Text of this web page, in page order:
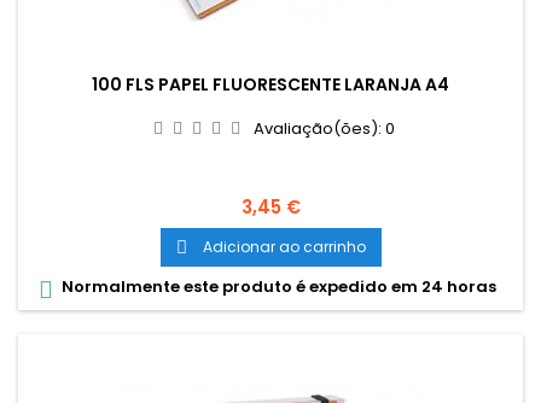
100 FLS PAPEL FLUORESCENTE LARANJA A4
Avaliação(ões): 0
Preço
3,45 €
 Adicionar ao carrinho
 Normalmente este produto é expedido em 24 horas